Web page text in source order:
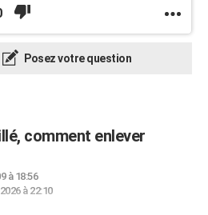
Posez votre question
comment enlever
à 18:56
à 22:10